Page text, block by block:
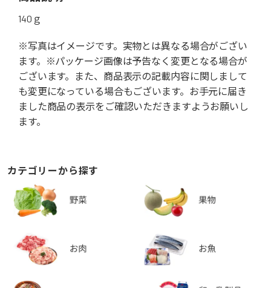
140ｇ
※写真はイメージです。実物とは異なる場合がござい
ます。※パッケージ画像は予告なく変更となる場合が
ございます。また、商品表示の記載内容に関しまして
も変更になっている場合もございます。お手元に届き
ました商品の表示をご確認いただきますようお願いし
ます。
カテゴリーから探す